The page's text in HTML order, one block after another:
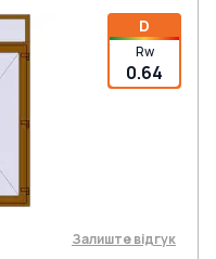
D
Rw
0.64
Залиште відгук